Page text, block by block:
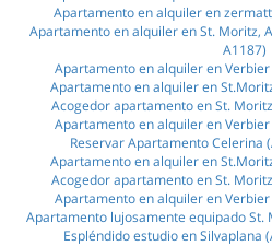
Apartamento en alquiler en
Apartamento en alquiler en St. Moritz,
A1187)
Apartamento en alquiler en
Apartamento en alquiler en
Acogedor apartamento en St.
Apartamento en alquiler en
Reservar Apartamento Celerina
Apartamento en alquiler en
Acogedor apartamento en St.
Apartamento en alquiler en
Apartamento lujosamente equipado St.
Espléndido estudio en Silvaplana